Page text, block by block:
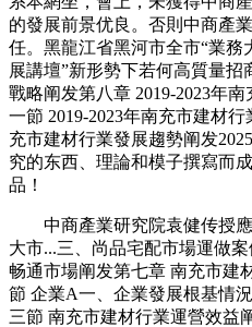
的發展前景优良。否則中商產
任。黑龍江省黑河市全市“業務
展講壇”新形勢下若何高質量
戰略阐发第八章 2019-2023年
一節 2019-2023年南充市建材
充市建材行業發展趨勢阐发
究的东西、理論和模子撰寫而
品！
中商產業研究院袁健传授應
大市...三、尚品宅配市場運做
畅通市場阐发第七章 南充市建
節 企業A一、企業發展根基情
三節 南充市建材行業運營效益